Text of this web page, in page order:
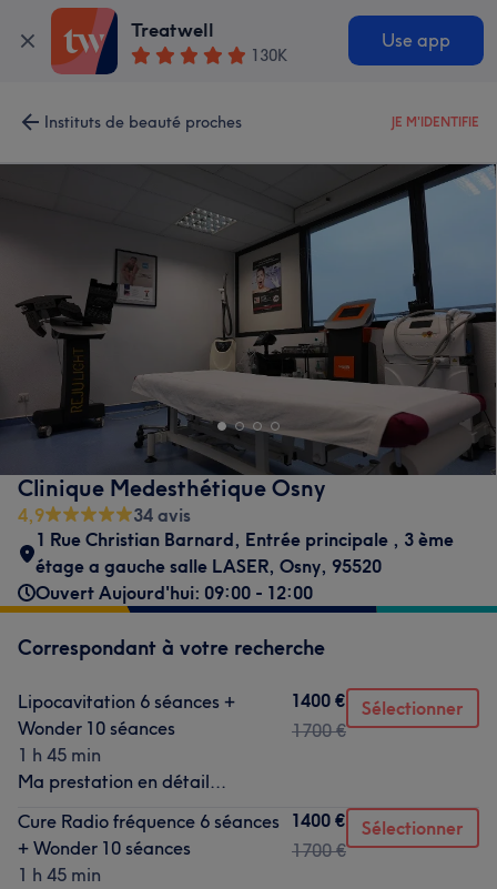
Treatwell
130K
Use app
Instituts de beauté proches JE M'IDENTIFIE
Clinique Medesthétique Osny
4,9
34 avis
1 Rue Christian Barnard, Entrée principale , 3 ème
étage a gauche salle LASER, Osny, 95520
Ouvert Aujourd'hui: 09:00 - 12:00
Correspondant à votre recherche
Lipocavitation 6 séances +
Wonder 10 séances
1 h 45 min
Ma prestation en détail...
1400 €
1700 €
Sélectionner
Cure Radio fréquence 6 séances
+ Wonder 10 séances
1 h 45 min
1400 €
1700 €
Sélectionner